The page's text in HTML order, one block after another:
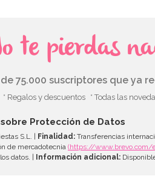
te pierdas
75.000 suscriptores que ya
* Regalos y descuentos * Todas las
Protección de Datos
S.L. | Finalidad: Transferencias
de mercadotecnia (https://
datos. | Información adicional: